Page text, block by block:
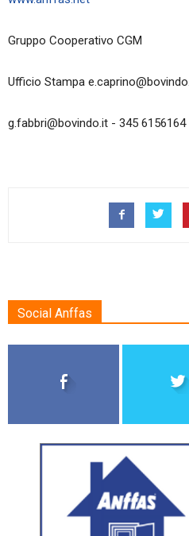
Gruppo Cooperativo CGM
Ufficio Stampa
g.fabbri@bovindo.it - 345 6156164
Social Anffas